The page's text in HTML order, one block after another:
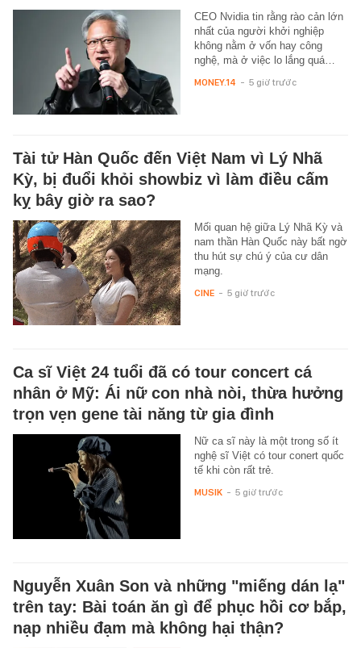
CEO Nvidia tin rằng rào cản lớn
nhất của người khởi nghiệp
không nằm ở vốn hay công
nghệ, mà ở việc lo lắng quá…
MONEY.14 - 5 giờ trước
Tài tử Hàn Quốc đến Việt Nam vì Lý Nhã
Kỳ, bị đuổi khỏi showbiz vì làm điều cấm
kỵ bây giờ ra sao?
Mối quan hệ giữa Lý Nhã Kỳ và
nam thần Hàn Quốc này bất ngờ
thu hút sự chú ý của cư dân
mạng.
CINE - 5 giờ trước
Ca sĩ Việt 24 tuổi đã có tour concert cá
nhân ở Mỹ: Ái nữ con nhà nòi, thừa hưởng
trọn vẹn gene tài năng từ gia đình
Nữ ca sĩ này là một trong số ít
nghệ sĩ Việt có tour conert quốc
tế khi còn rất trẻ.
MUSIK - 5 giờ trước
Nguyễn Xuân Son và những "miếng dán lạ"
trên tay: Bài toán ăn gì để phục hồi cơ bắp,
nạp nhiều đạm mà không hại thận?